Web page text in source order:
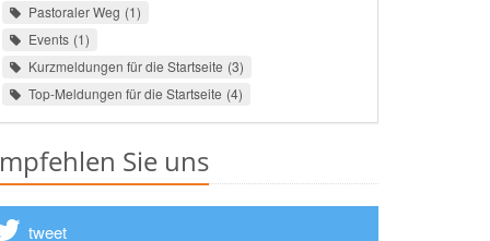
Pastoraler Weg 1
Events 1
Kurzmeldungen für die Startseite 3
Top-Meldungen für die Startseite 4
Sie uns
tweet